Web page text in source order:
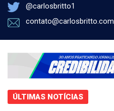
@carlosbritto1
contato@carlosbritto.com
ÚLTIMAS NOTÍCIAS